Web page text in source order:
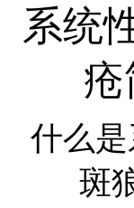
系统
疮
什么
斑